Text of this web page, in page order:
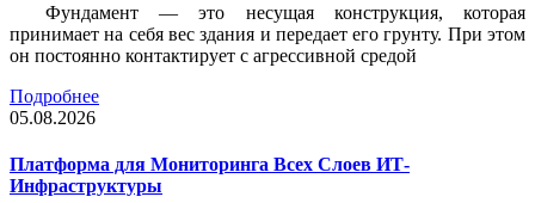
Фундамент — это несущая конструкция, которая
принимает на себя вес здания и передает его грунту. При этом
он постоянно контактирует с агрессивной средой
Подробнее
05.08.2026
Платформа для Мониторинга Всех Слоев ИТ-
Инфраструктуры